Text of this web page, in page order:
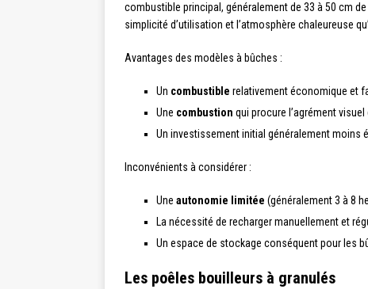
combustible principal, généralement de 33 à 50 cm
simplicité d’utilisation et l’atmosphère chaleureuse
Avantages des modèles à bûches :
Un combustible relativement économique et
Une combustion qui procure l’agrément visuel
Un investissement initial généralement moins
Inconvénients à considérer :
Une autonomie limitée (généralement 3 à 8
La nécessité de recharger manuellement et
Un espace de stockage conséquent pour les
Les poêles bouilleurs à granulés